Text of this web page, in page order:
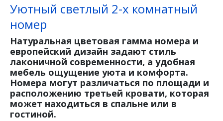
Уютный светлый 2-х комнатный
номер
Натуральная цветовая гамма номера и
европейский дизайн задают стиль
лаконичной современности, а удобная
мебель ощущение уюта и комфорта.
Номера могут различаться по площади и
расположению третьей кровати, которая
может находиться в спальне или в
гостиной.